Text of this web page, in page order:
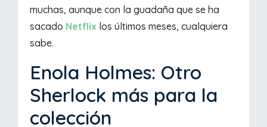
muchas, aunque con la guadaña que se ha
sacado Netflix los últimos meses, cualquiera
sabe.
Enola Holmes: Otro
Sherlock más para la
colección